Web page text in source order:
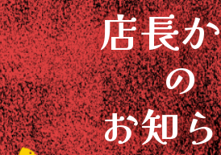
店長
の
お知